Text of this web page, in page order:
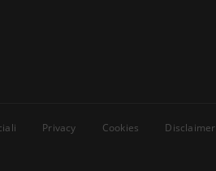
Privacy Cookies Disclaimer